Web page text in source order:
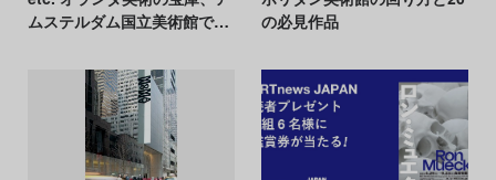
ムステルダム国立美術館で見
の必見作品